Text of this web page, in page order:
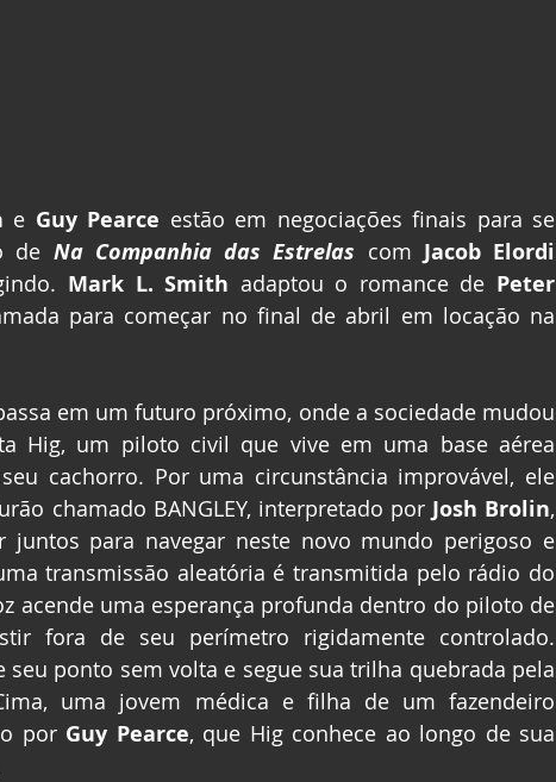
e Guy Pearce estão em negociações finais para se
de Na Companhia das Estrelas com Jacob Elordi
Mark L. Smith adaptou o romance de Peter
para começar no final de abril em locação na
em um futuro próximo, onde a sociedade mudou
Hig, um piloto civil que vive em uma base aérea
cachorro. Por uma circunstância improvável, ele
chamado BANGLEY, interpretado por Josh Brolin,
juntos para navegar neste novo mundo perigoso e
transmissão aleatória é transmitida pelo rádio do
acende uma esperança profunda dentro do piloto de
fora de seu perímetro rigidamente controlado.
ponto sem volta e segue sua trilha quebrada pela
uma jovem médica e filha de um fazendeiro
por Guy Pearce, que Hig conhece ao longo de sua